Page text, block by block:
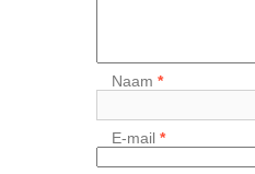
Naam*
E-mail*